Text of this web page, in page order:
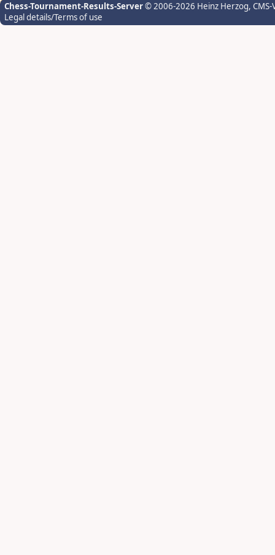
Chess-Tournament-Results-Server© 2006-2026 Heinz Herzog,
Legal details/Terms of use